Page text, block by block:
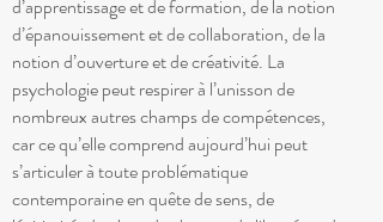
d’apprentissage et de formation, de la notion
d’épanouissement et de collaboration, de la
notion d’ouverture et de créativité. La
psychologie peut respirer à l’unisson de
nombreux autres champs de compétences,
car ce qu’elle comprend aujourd’hui peut
s’articuler à toute problématique
contemporaine en quête de sens, de